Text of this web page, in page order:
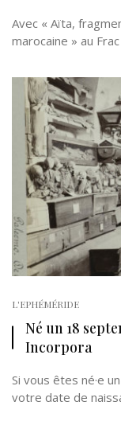
Avec « Aïta,
marocaine » au
L'EPHÉMÉRIDE
Né un 18
Incorpora
Si vous êtes né·e
votre date de